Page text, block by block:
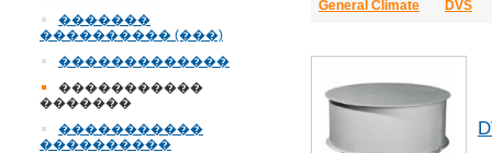
General Climate DVS
�������
���������� (���)
�������������
�����������
�������
�����������
����������